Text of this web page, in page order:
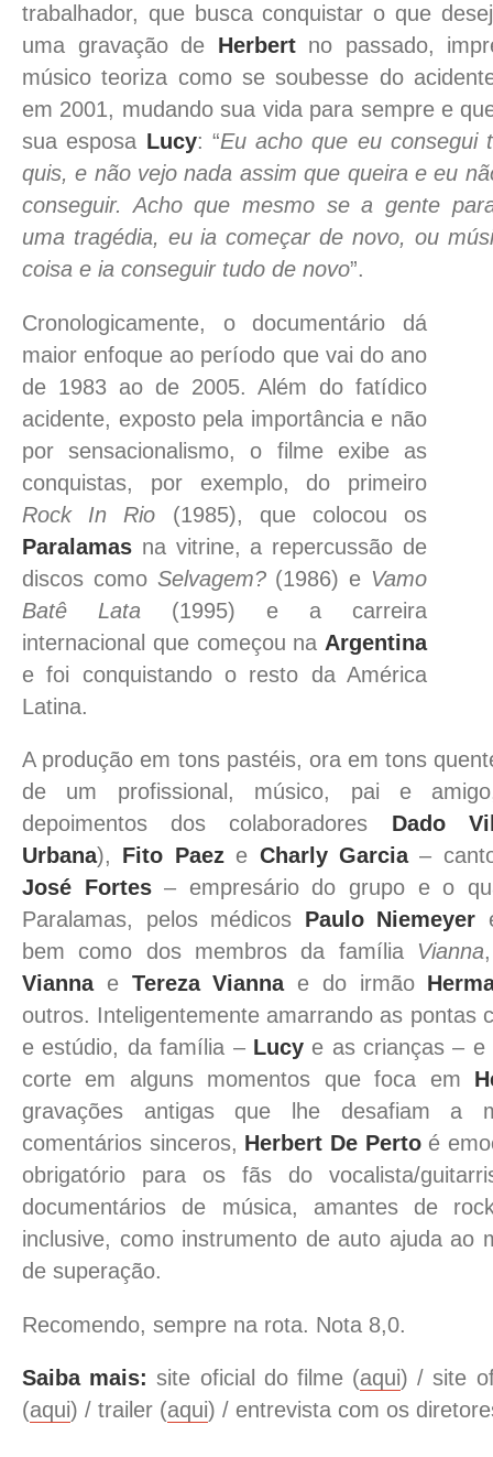
trabalhador, que busca conquistar o que
uma gravação de Herbertno passado,
músico teoriza como se soubesse do
em 2001, mudando sua vida para sempre e
sua esposa Lucy: “Eu acho que eu consegui
quis, e não vejo nada assim que queira e eu
conseguir. Acho que mesmo se a gente
uma tragédia, eu ia começar de novo, ou
coisa e ia conseguir tudo de novo”.
Cronologicamente, o documentário dá
maior enfoque ao período que vai do ano
de 1983 ao de 2005. Além do fatídico
acidente, exposto pela importância e não
por sensacionalismo, o filme exibe as
conquistas, por exemplo, do primeiro
Rock In Rio (1985), que colocou os
Paralamas na vitrine, a repercussão de
discos como Selvagem?(1986) e Vamo
Batê Lata (1995) e a carreira
internacional que começou na Argentina
e foi conquistando o resto da América
Latina.
A produção em tons pastéis, ora em tons
de um profissional, músico, pai e
depoimentos dos colaboradores Dado
Urbana), Fito Paeze Charly Garcia–
José Fortes– empresário do grupo e o
Paralamas, pelos médicos Paulo Niemeyer
bem como dos membros da família Vianna
Viannae Tereza Viannae do irmão
outros. Inteligentemente amarrando as pontas
e estúdio, da família – Lucye as crianças – e
corte em alguns momentos que foca em
gravações antigas que lhe desafiam a
comentários sinceros, Herbert De Pertoé
obrigatório para os fãs do vocalista/
documentários de música, amantes de
inclusive, como instrumento de auto ajuda ao
de superação.
Recomendo, sempre na rota. Nota 8,0.
Saiba mais: site oficial do filme (aqui) / site
(aqui) / trailer (aqui) / entrevista com os